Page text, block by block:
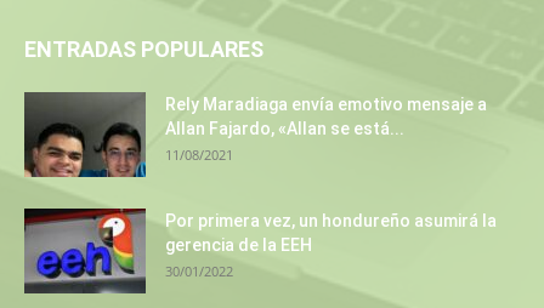
ENTRADAS POPULARES
Rely Maradiaga envía emotivo mensaje a
Allan Fajardo, «Allan se está...
11/08/2021
Por primera vez, un hondureño asumirá la
gerencia de la EEH
30/01/2022